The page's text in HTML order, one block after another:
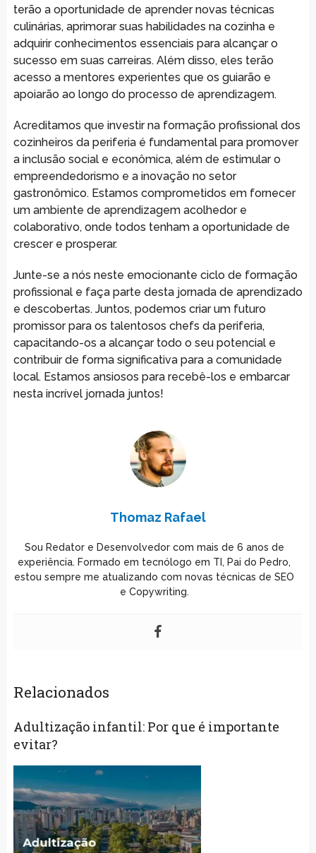
terão a oportunidade de aprender novas técnicas
culinárias, aprimorar suas habilidades na cozinha e
adquirir conhecimentos essenciais para alcançar o
sucesso em suas carreiras. Além disso, eles terão
acesso a mentores experientes que os guiarão e
apoiarão ao longo do processo de aprendizagem.
Acreditamos que investir na formação profissional dos
cozinheiros da periferia é fundamental para promover
a inclusão social e econômica, além de estimular o
empreendedorismo e a inovação no setor
gastronômico. Estamos comprometidos em fornecer
um ambiente de aprendizagem acolhedor e
colaborativo, onde todos tenham a oportunidade de
crescer e prosperar.
Junte-se a nós neste emocionante ciclo de formação
profissional e faça parte desta jornada de aprendizado
e descobertas. Juntos, podemos criar um futuro
promissor para os talentosos chefs da periferia,
capacitando-os a alcançar todo o seu potencial e
contribuir de forma significativa para a comunidade
local. Estamos ansiosos para recebê-los e embarcar
nesta incrível jornada juntos!
Thomaz Rafael
Sou Redator e Desenvolvedor com mais de 6 anos de
experiência. Formado em tecnólogo em TI, Pai do Pedro,
estou sempre me atualizando com novas técnicas de SEO
e Copywriting.
Relacionados
Adultização infantil: Por que é importante
evitar?